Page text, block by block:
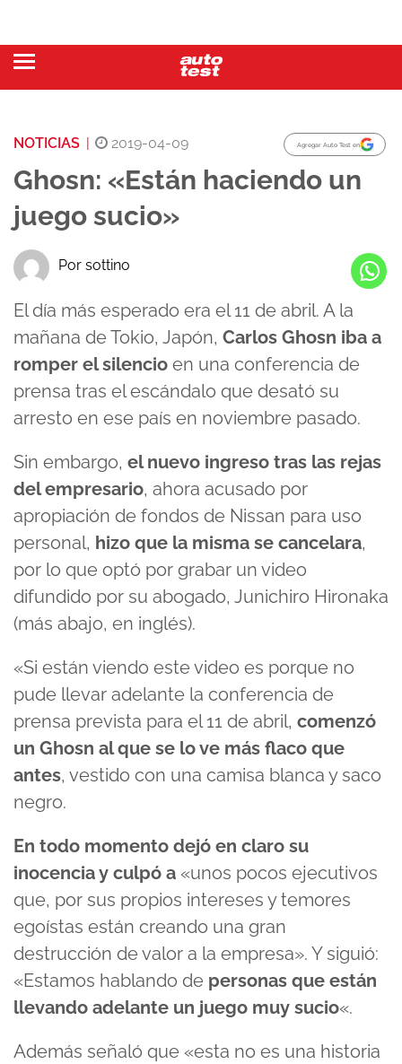
NOTICIAS | 2019-04-09 Agregar Auto Test en
Ghosn: «Están haciendo un
juego sucio»
Por sottino
El día más esperado era el 11 de abril. A la
mañana de Tokio, Japón, Carlos Ghosn iba a
romper el silencio en una conferencia de
prensa tras el escándalo que desató su
arresto en ese país en noviembre pasado.
Sin embargo, el nuevo ingreso tras las rejas
del empresario, ahora acusado por
apropiación de fondos de Nissan para uso
personal, hizo que la misma se cancelara,
por lo que optó por grabar un video
difundido por su abogado, Junichiro Hironaka
(más abajo, en inglés).
«Si están viendo este video es porque no
pude llevar adelante la conferencia de
prensa prevista para el 11 de abril, comenzó
un Ghosn al que se lo ve más flaco que
antes, vestido con una camisa blanca y saco
negro.
En todo momento dejó en claro su
inocencia y culpó a «unos pocos ejecutivos
que, por sus propios intereses y temores
egoístas están creando una gran
destrucción de valor a la empresa». Y siguió:
«Estamos hablando de personas que están
llevando adelante un juego muy sucio«.
Además señaló que «esta no es una historia